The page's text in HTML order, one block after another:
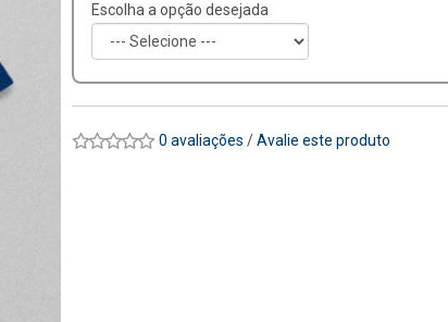
Escolha a opção desejada
0 avaliações /Avalie este produto